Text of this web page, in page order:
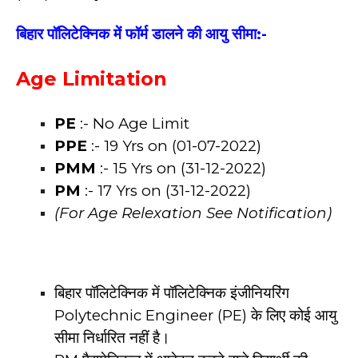
बिहार पॉलिटेक्निक में फॉर्म डालने की आयु सीमा:-
Age Limitation
PE :- No Age Limit
PPE :- 19 Yrs on (01-07-2022)
PMM :- 15 Yrs on (31-12-2022)
PM :- 17 Yrs on (31-12-2022)
(For Age Relexation See Notification)
बिहार पॉलिटेक्निक में पॉलिटेक्निक इंजीनियरिंग
Polytechnic Engineer (PE) के लिए कोई आयु
सीमा निर्धारित नहीं है।